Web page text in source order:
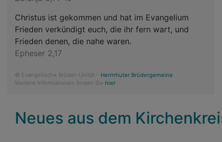
Christus ist gekommen und hat im Evangelium
Frieden verkündigt euch, die ihr fern wart, und
Frieden denen, die nahe waren.
Epheser 2,17
© Evangelische Brüder-Unität – Herrnhuter Brüdergemeine
Weitere Informationen finden Sie hier
Neues aus dem